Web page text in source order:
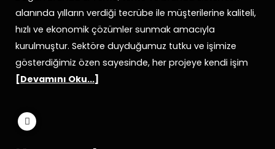
alanında yılların verdiği tecrübe ile müşterilerine kaliteli,
hızlı ve ekonomik çözümler sunmak amacıyla
kurulmuştur. Sektöre duyduğumuz tutku ve işimize
gösterdiğimiz özen sayesinde, her projeye kendi işim
[Devamını Oku...]